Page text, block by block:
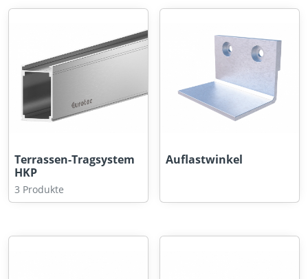
Terrassen-Tragsystem
HKP
3 Produkte
Auflastwinkel